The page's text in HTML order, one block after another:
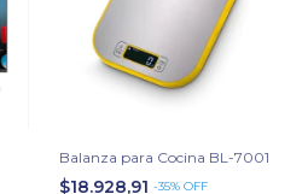
Balanza para Cocina BL-7001
$18.928,91 -35% OFF